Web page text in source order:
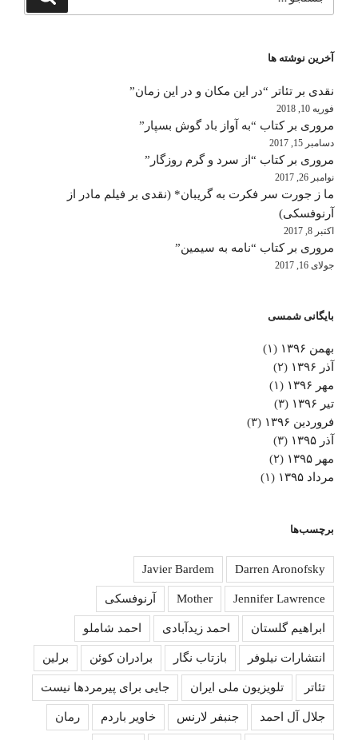
برای
آخرین نوشته ها
نقدی بر تئاتر “در این مکان و در این زمان”
فوریه 10, 2018
مروری بر کتاب “به آواز باد گوش بسپار”
دسامبر 15, 2017
مروری بر کتاب “از سرد و گرم روزگار”
نوامبر 26, 2017
ما ز جورت سر فکرت به گریبان* (نقدی بر فیلم مادر از
آرنوفسکی)
اکتبر 8, 2017
مروری بر کتاب “نامه به سیمین”
جولای 16, 2017
بایگانی شمسی
بهمن ۱۳۹۶
(۱)
آذر ۱۳۹۶
(۲)
مهر ۱۳۹۶
(۱)
تیر ۱۳۹۶
(۳)
فروردین ۱۳۹۶
(۳)
آذر ۱۳۹۵
(۳)
مهر ۱۳۹۵
(۲)
مرداد ۱۳۹۵
(۱)
برچسب‌ها
Darren Aronofsky
Javier Bardem
Jennifer Lawrence
Mother آرنوفسکی
ابراهیم گلستان احمد زیدآبادی احمد شاملو
انتشارات نیلوفر بازتاب نگار برادران کوئن برلین
تئاتر تلویزیون ملی ایران جایی برای پیرمردها نیست
جلال آل احمد جنبفر لارنس خاویر باردم رمان